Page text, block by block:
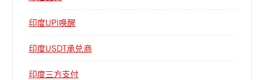
印度UPI唤醒
印度USDT承兑商
印度三方支付